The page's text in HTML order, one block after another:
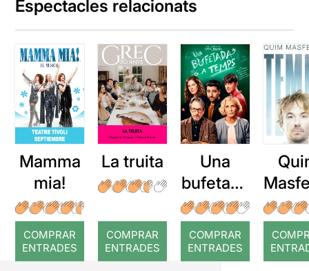
Espectacles relacionats
Mamma
mia!
COMPRAR
ENTRADES
La truita
COMPRAR
ENTRADES
Una
bufetada
a temps
COMPRAR
ENTRADES
r: